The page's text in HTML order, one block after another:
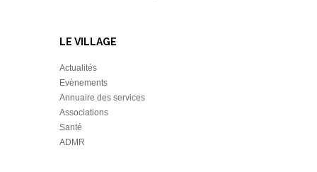
LE VILLAGE
Actualités
Evènements
Annuaire des services
Associations
Santé
ADMR